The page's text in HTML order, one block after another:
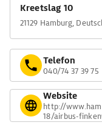
Kreetslag 10
21129 Hamburg,
Telefon
040/74 37 39 75
Website
http://
18/airbus-